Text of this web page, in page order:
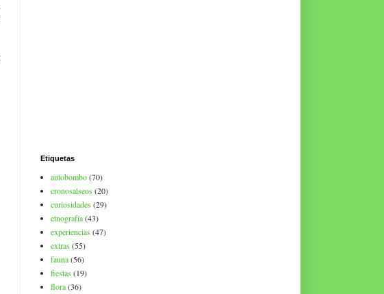
Etiquetas
autobombo(70)
cronosalseos(20)
curiosidades(29)
etnografía(43)
experiencias(47)
extras(55)
fauna(56)
fiestas(19)
flora(36)